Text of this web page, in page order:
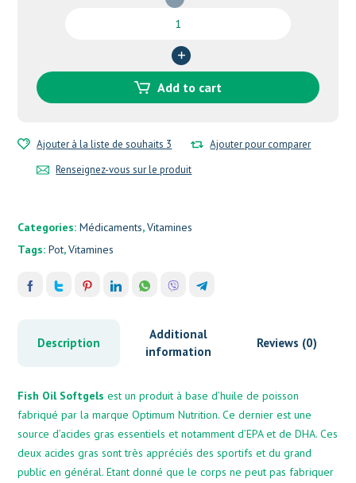
Add to cart
Ajouter à la liste de souhaits 3
Ajouter pour comparer
Renseignez-vous sur le produit
Categories:Médicaments,Vitamines
Tags:Pot,Vitamines
Description
Additional
information
Reviews (0)
Fish Oil Softgels est un produit à base d’huile de poisson
fabriqué par la marque Optimum Nutrition. Ce dernier est une
source d’acides gras essentiels et notamment d’EPA et de DHA. Ces
deux acides gras sont très appréciés des sportifs et du grand
public en général. Etant donné que le corps ne peut pas fabriquer